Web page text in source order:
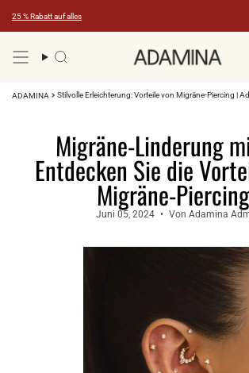
Inhalt
springen
25 % Rabatt auf alles
Suche
ADAMINA Stilvolle Erleichterung: Vorteile von Migräne-Piercing |
Migräne-Linderung
Entdecken Sie die
Migräne-
Juni 05, 2024 Von Adamina